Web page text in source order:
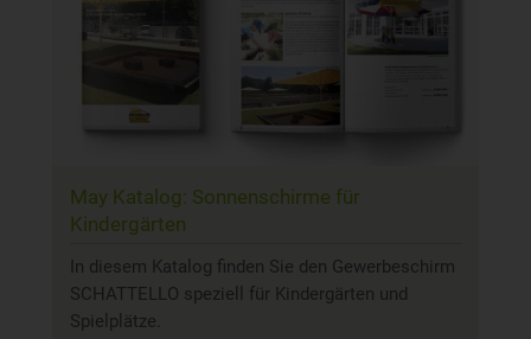
May Katalog: Sonnenschirme für
Kindergärten
In diesem Katalog finden Sie den Gewerbeschirm
SCHATTELLO speziell für Kindergärten und
Spielplätze.